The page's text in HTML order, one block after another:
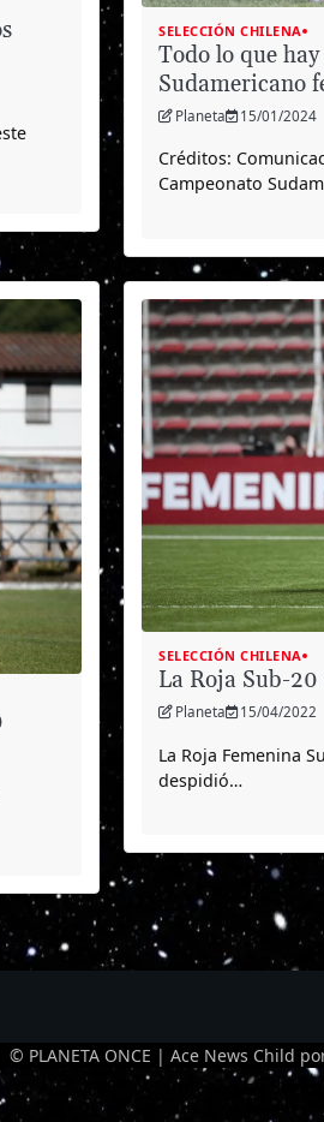
SELECCIÓN CHILENA
Todo lo que
Sudamericano
Planeta 15/01/2024
Créditos:
Campeonato
SELECCIÓN CHILENA
La Roja Sub-
Planeta 15/04/2022
La Roja Femenina
despidió…
© PLANETA ONCE | Ace News Child
Optimized by
Turns on site high speed